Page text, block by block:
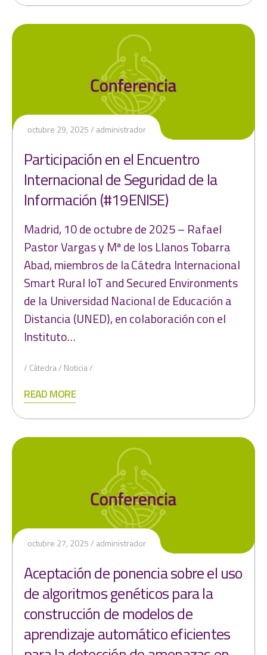
octubre 29, 2025 administrador
Participación en el Encuentro
Internacional de Seguridad de la
Información (#19ENISE)
Madrid, 10 de octubre de 2025 – Rafael
Pastor Vargas y Mª de los Llanos Tobarra
Abad, miembros de la Cátedra Internacional
Smart Rural IoT and Secured Environments
de la Universidad Nacional de Educación a
Distancia (UNED), en colaboración con el
Instituto…
Cátedra Noticia
READ MORE
octubre 27, 2025 administrador
Aceptación de ponencia sobre el uso
de algoritmos genéticos para la
construcción de modelos de
aprendizaje automático eficientes